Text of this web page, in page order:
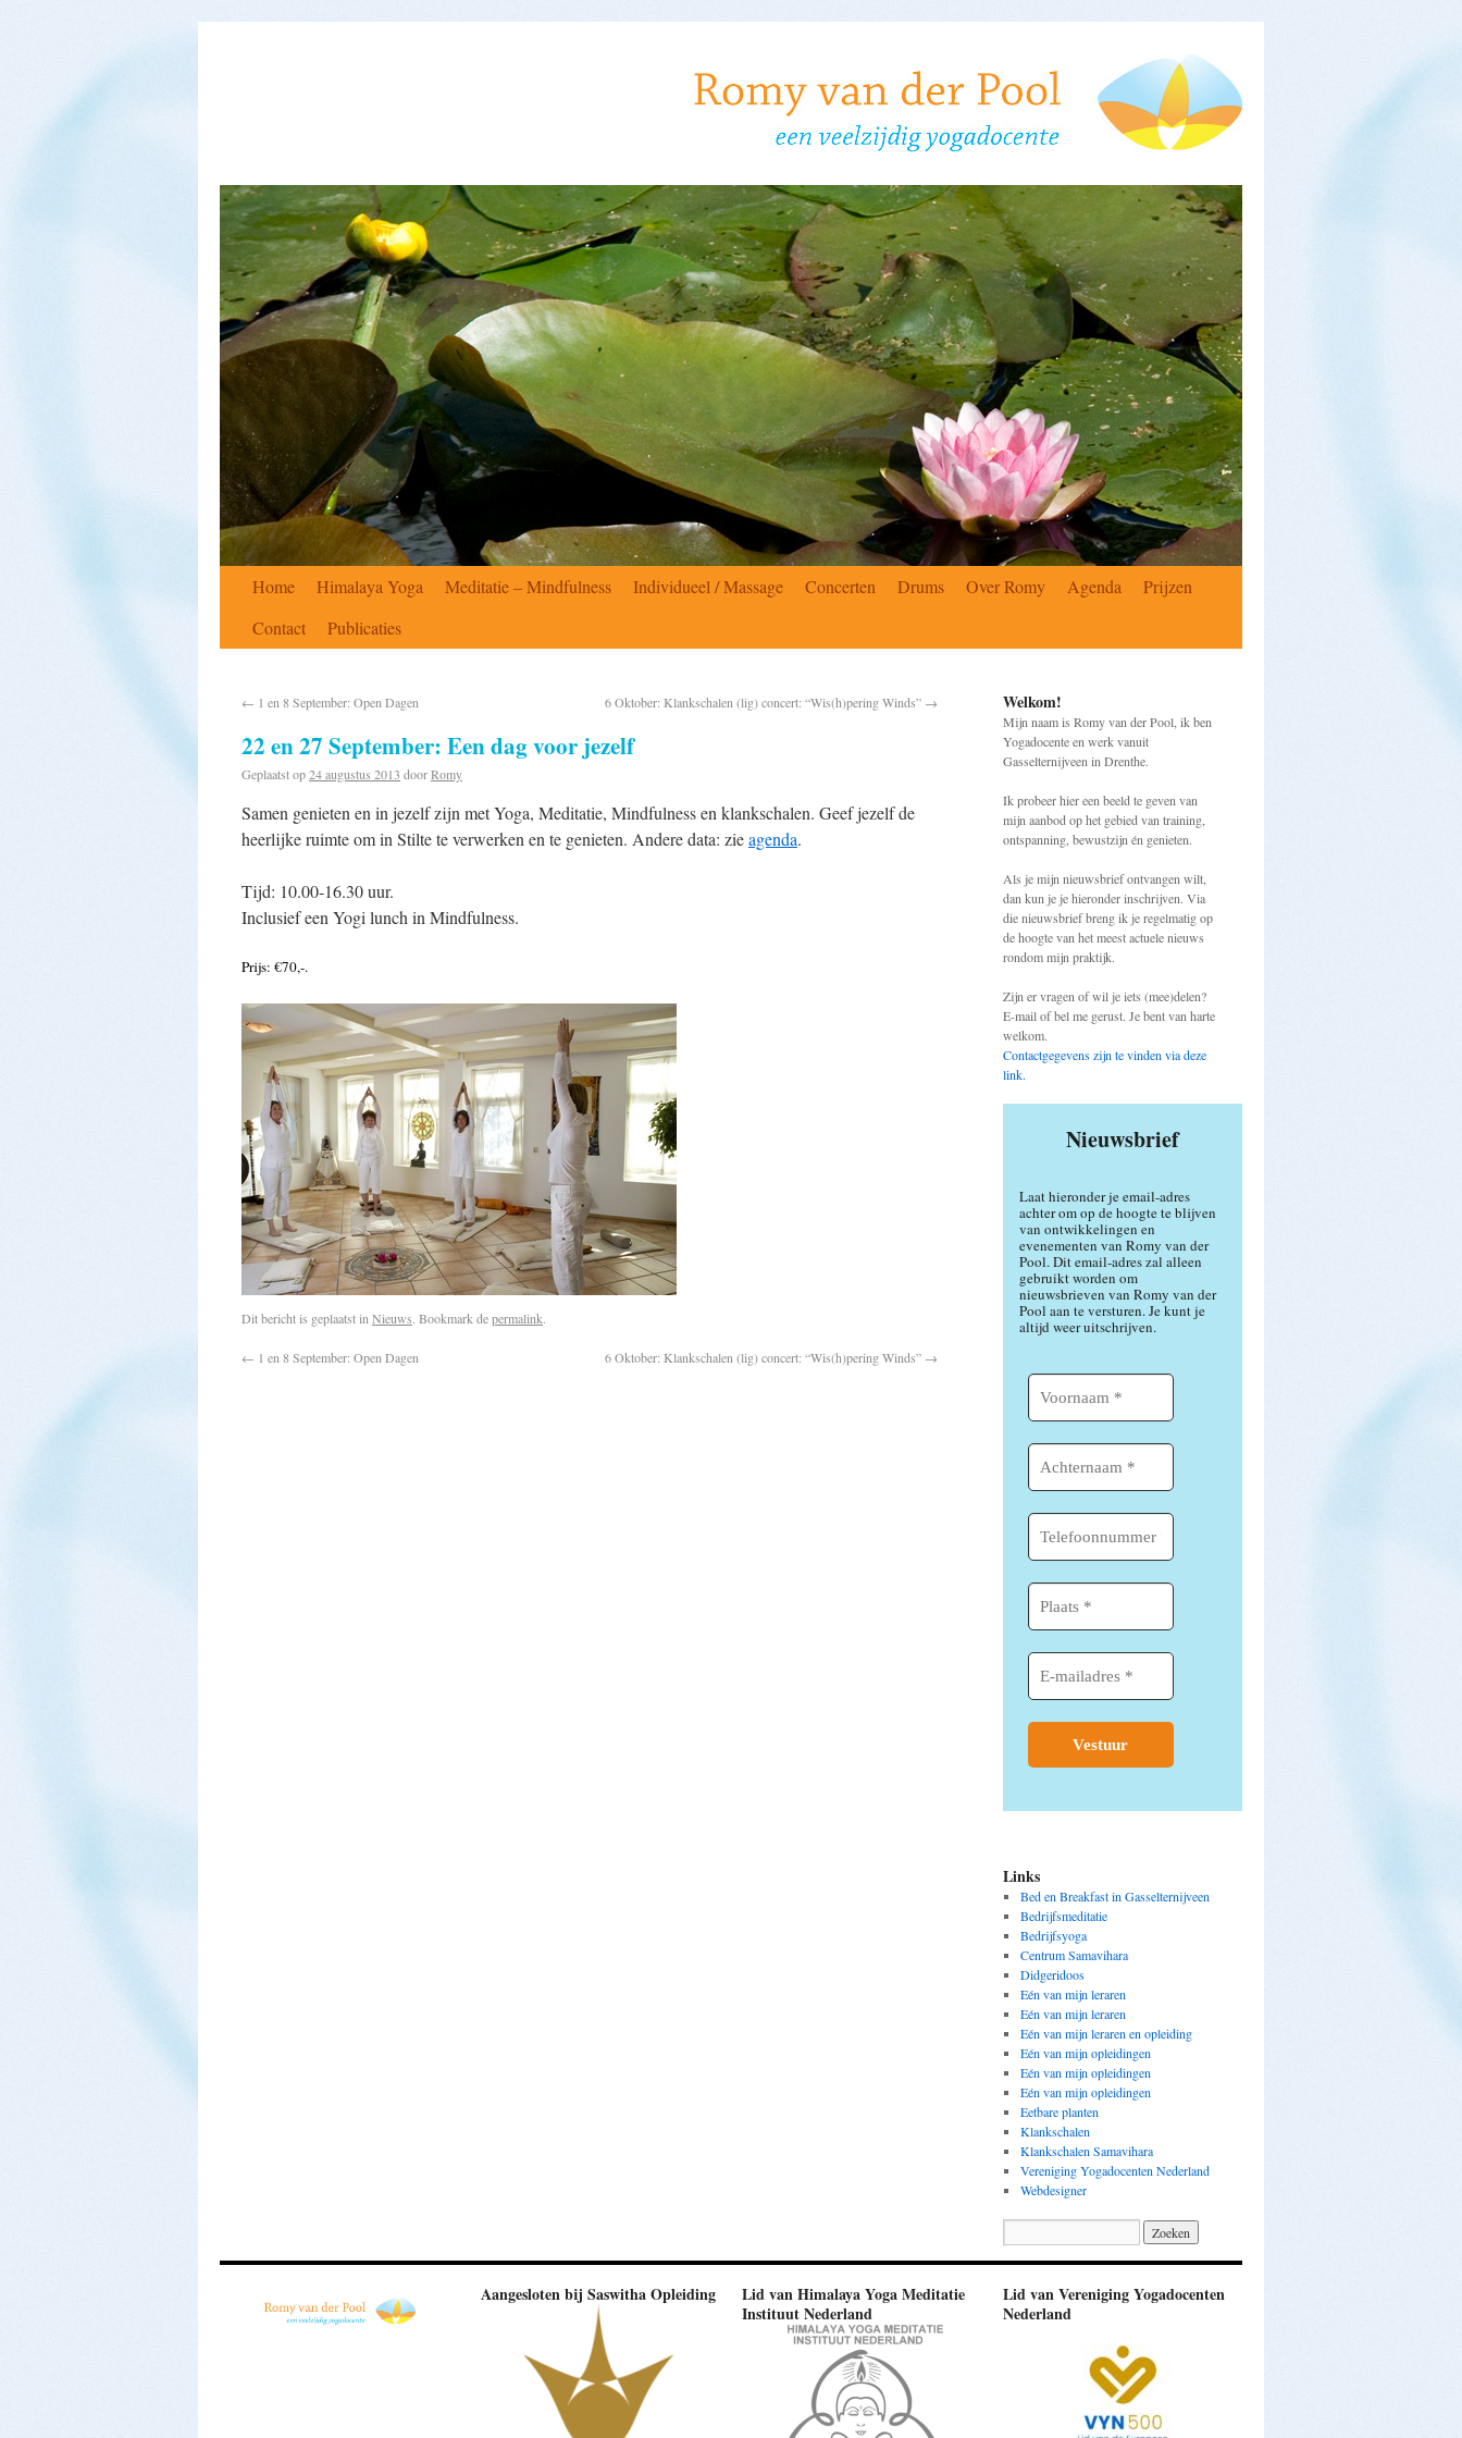
Home Himalaya Yoga Meditatie – Mindfulness Individueel / Massage Concerten Drums Over Romy Agenda
Prijzen
Contact
Publicaties
← 1 en 8 September: Open Dagen 6 Oktober: Klankschalen (lig) concert: “Wis(h)pering Winds” →
22 en 27 September: Een dag voor jezelf
Geplaatst op24 augustus 2013 doorRomy
Samen genieten en in jezelf zijn met Yoga, Meditatie, Mindfulness en klankschalen. Geef jezelf de
heerlijke ruimte om in Stilte te verwerken en te genieten. Andere data: zieagenda.
Tijd: 10.00-16.30 uur.
Inclusief een Yogi lunch in Mindfulness.
Prijs: €70,-.
Dit bericht is geplaatst in Nieuws. Bookmark depermalink.
← 1 en 8 September: Open Dagen 6 Oktober: Klankschalen (lig) concert: “Wis(h)pering Winds” →
Welkom!
Mijn naam is Romy van der Pool, ik ben
Yogadocente en werk vanuit
Gasselternijveen in Drenthe.
Ik probeer hier een beeld te geven van
mijn aanbod op het gebied van training,
ontspanning, bewustzijn én genieten.
Als je mijn nieuwsbrief ontvangen wilt,
dan kun je je hieronder inschrijven. Via
die nieuwsbrief breng ik je regelmatig op
de hoogte van het meest actuele nieuws
rondom mijn praktijk.
Zijn er vragen of wil je iets (mee)delen?
E-mail of bel me gerust. Je bent van harte
welkom.
Contactgegevens zijn te vinden via deze
link.
Nieuwsbrief
Laat hieronder je email-adres
achter om op de hoogte te blijven
van ontwikkelingen en
evenementen van Romy van der
Pool. Dit email-adres zal alleen
gebruikt worden om
nieuwsbrieven van Romy van der
Pool aan te versturen. Je kunt je
altijd weer uitschrijven.
Links
Bed en Breakfast in Gasselternijveen
Bedrijfsmeditatie
Bedrijfsyoga
Centrum Samavihara
Didgeridoos
Eén van mijn leraren
Eén van mijn leraren
Eén van mijn leraren en opleiding
Eén van mijn opleidingen
Eén van mijn opleidingen
Eén van mijn opleidingen
Eetbare planten
Klankschalen
Klankschalen Samavihara
Vereniging Yogadocenten Nederland
Webdesigner
Aangesloten bij Saswitha Opleiding
Lid van Himalaya Yoga Meditatie
Instituut Nederland
Lid van Vereniging Yogadocenten
Nederland